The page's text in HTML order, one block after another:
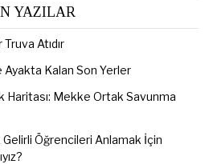
YAZILAR
Atıdır
Kalan Son Yerler
Haritası: Mekke Ortak Savunma
Öğrencileri Anlamak İçin